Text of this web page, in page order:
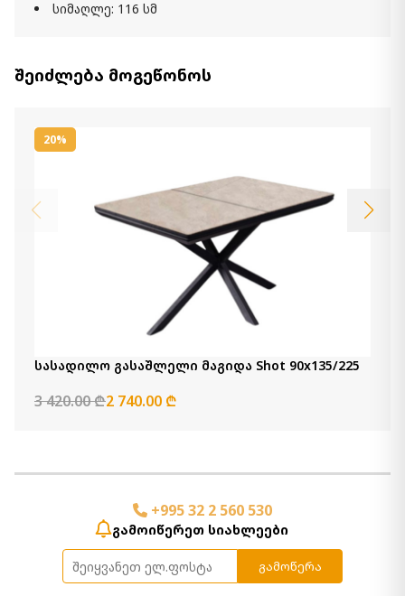
სიმაღლე: 116 სმ
შეიძლება მოგეწონოს
20%
სასადილო გასაშლელი მაგიდა Shot 90x135/225
3 420.00 ₾2 740.00 ₾
+995 32 2 560 530
გამოიწერეთ სიახლეები
გამოწერა